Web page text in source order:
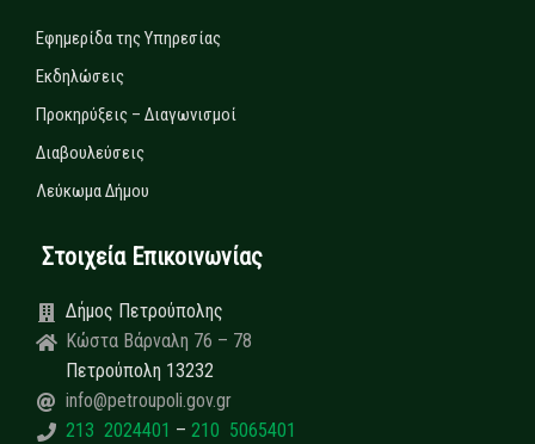
Εφημερίδα της Υπηρεσίας
Εκδηλώσεις
Προκηρύξεις – Διαγωνισμοί
Διαβουλεύσεις
Λεύκωμα Δήμου
Στοιχεία Επικοινωνίας
Δήμος Πετρούπολης
Κώστα Βάρναλη 76 – 78
Πετρούπολη 13232
info@petroupoli.gov.gr
213 2024401 – 210 5065401